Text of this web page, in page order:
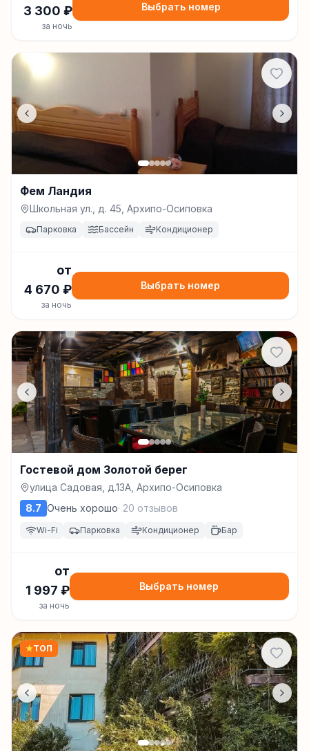
3 300 ₽
за ночь
Выбрать номер
Фем Ландия
Школьная ул., д. 45, Архипо-Осиповка
Парковка Бассейн Кондиционер
от
4 670 ₽
за ночь
Выбрать номер
Гостевой дом Золотой берег
улица Садовая, д.13А, Архипо-Осиповка
8.7 Очень хорошо· 20 отзывов
Wi-Fi Парковка Кондиционер Бар
от
1 997 ₽
за ночь
Выбрать номер
★ТОП